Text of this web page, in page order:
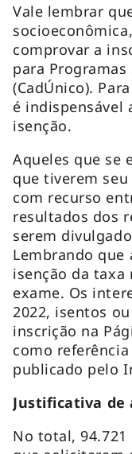
Vale lembrar
comprovar a
para Programas
(CadÚnico).
é indispensável
isenção.
Aqueles que se
que tiverem
com recurso
resultados dos
serem
Lembrando que
isenção da taxa
exame. Os
2022, isentos
inscrição na
como
publicado pelo
Justificativa de
No total,